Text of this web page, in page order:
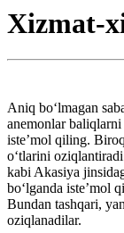
Xizmat-
Aniq boʻlmagan
anemonlar
isteʼmol qiling.
oʻtlarini
kabi Akasiya
boʻlganda isteʼmol
Bundan tashqari,
oziqlanadilar.